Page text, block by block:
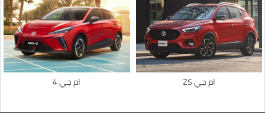
ام جي ZS ام جي 4